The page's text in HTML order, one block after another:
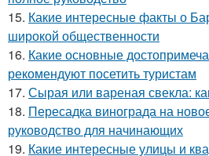
15. Какие интересные факты о
широкой общественности
16. Какие основные
рекомендуют посетить туристам
17. Сырая или вареная свекла:
18. Пересадка винограда на
руководство для начинающих
19. Какие интересные улицы и